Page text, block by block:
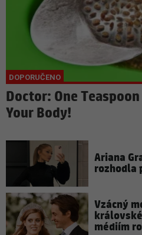
Doctor: One
Your Body!
Ariana
rozhodla
Vzácný
médiím